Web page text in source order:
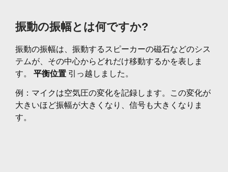
振動の振幅とは何ですか?
振動の振幅は、振動するスピーカーの磁石などのシス
テムが、その中心からどれだけ移動するかを表しま
す。 平衡位置 引っ越しました。
例：マイクは空気圧の変化を記録します。この変化が
大きいほど振幅が大きくなり、信号も大きくなりま
す。